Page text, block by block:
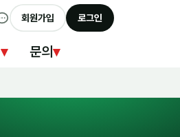
회원가입 로그인
▾ 문의▾